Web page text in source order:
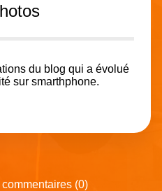
du blog qui a évolué
sur smarthphone.
(0)